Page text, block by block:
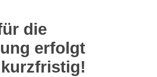
die
erfolgt